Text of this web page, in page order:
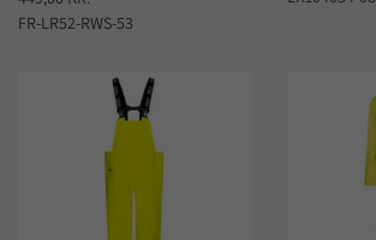
FR-LR52-RWS-53